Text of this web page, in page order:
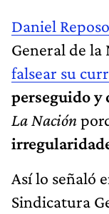
Daniel Reposo
General de la
falsear su
perseguido y
La Nación
Así lo señaló
Sindicatura